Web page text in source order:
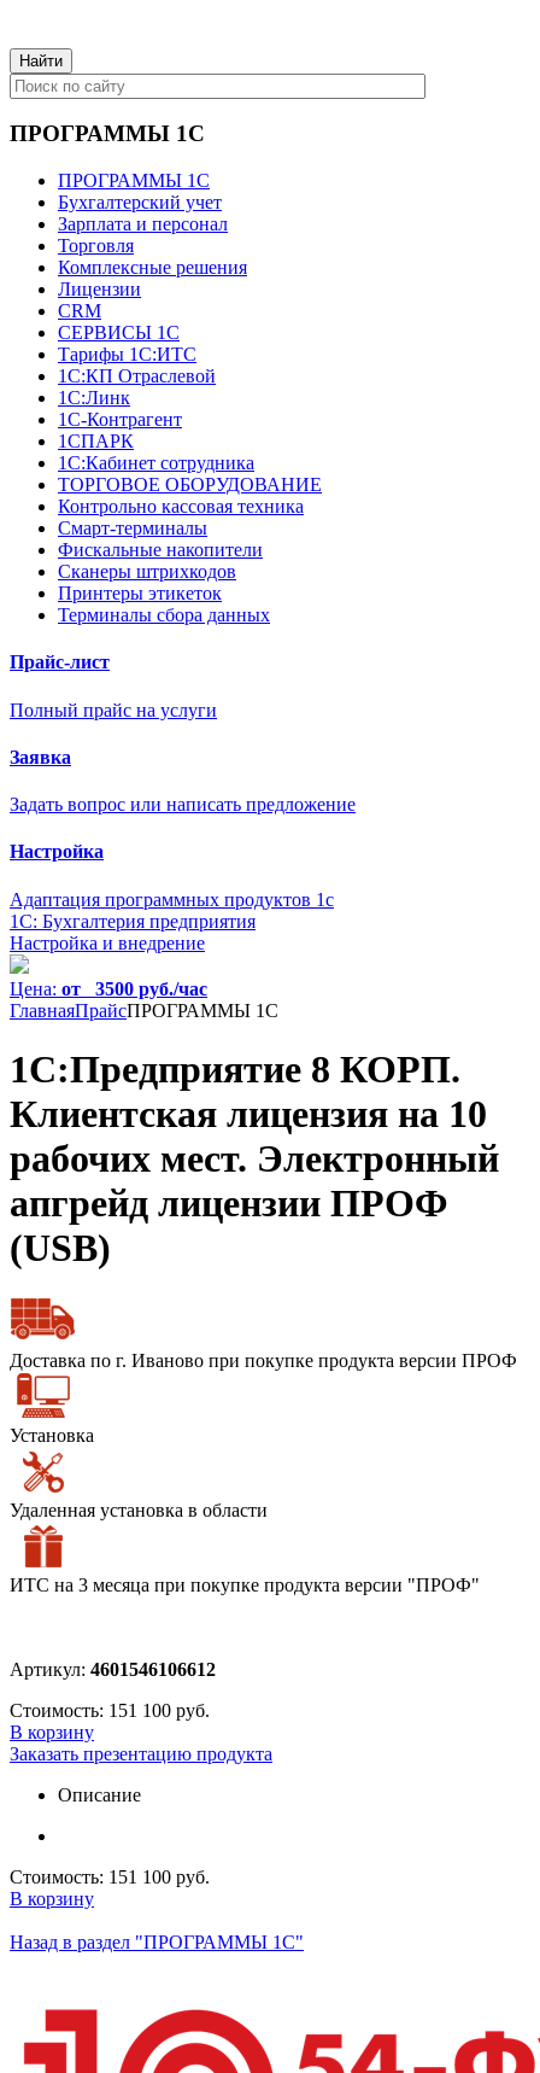
ПРОГРАММЫ 1С
ПРОГРАММЫ 1С
Бухгалтерский учет
Зарплата и персонал
Торговля
Комплексные решения
Лицензии
CRM
СЕРВИСЫ 1С
Тарифы 1С:ИТС
1С:КП Отраслевой
1С:Линк
1С-Контрагент
1СПАРК
1С:Кабинет сотрудника
ТОРГОВОЕ ОБОРУДОВАНИЕ
Контрольно кассовая техника
Смарт-терминалы
Фискальные накопители
Сканеры штрихкодов
Принтеры этикеток
Терминалы сбора данных
Прайс-лист
Полный прайс на услуги
Заявка
Задать вопрос или написать предложение
Настройка
Адаптация программных продуктов 1с
1С: Бухгалтерия предприятия
Настройка и внедрение
Цена: от 3500 руб./час
ГлавнаяПрайсПРОГРАММЫ 1С
1С:Предприятие 8 КОРП.
Клиентская лицензия на 10
рабочих мест. Электронный
апгрейд лицензии ПРОФ
(USB)
Доставка по г. Иваново при покупке продукта версии ПРОФ
Установка
Удаленная установка в области
ИТС на 3 месяца при покупке продукта версии "ПРОФ"
Артикул: 4601546106612
Стоимость: 151 100 руб.
В корзину
Заказать презентацию продукта
Описание
Стоимость: 151 100 руб.
В корзину
Назад в раздел "ПРОГРАММЫ 1С"